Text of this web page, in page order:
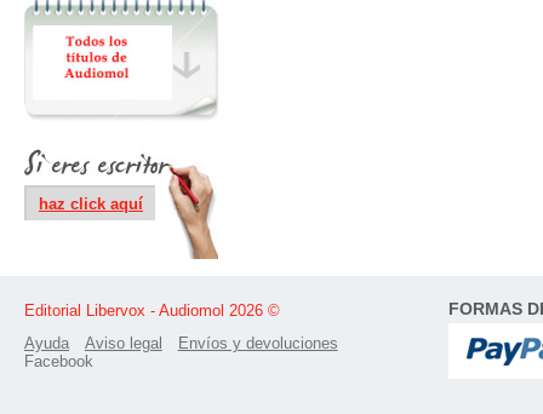
haz click aquí
Editorial Libervox - Audiomol 2026 ©
Ayuda
Aviso legal
Envíos y devoluciones
Facebook
FORMAS